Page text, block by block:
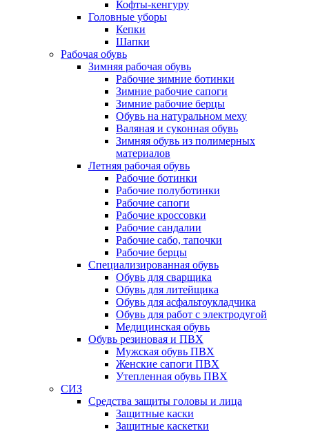
Кофты-кенгуру
Головные уборы
Кепки
Шапки
Рабочая обувь
Зимняя рабочая обувь
Рабочие зимние ботинки
Зимние рабочие сапоги
Зимние рабочие берцы
Обувь на натуральном меху
Валяная и суконная обувь
Зимняя обувь из полимерных
материалов
Летняя рабочая обувь
Рабочие ботинки
Рабочие полуботинки
Рабочие сапоги
Рабочие кроссовки
Рабочие сандалии
Рабочие сабо, тапочки
Рабочие берцы
Специализированная обувь
Обувь для сварщика
Обувь для литейщика
Обувь для асфальтоукладчика
Обувь для работ с электродугой
Медицинская обувь
Обувь резиновая и ПВХ
Мужская обувь ПВХ
Женские сапоги ПВХ
Утепленная обувь ПВХ
СИЗ
Средства защиты головы и лица
Защитные каски
Защитные каскетки